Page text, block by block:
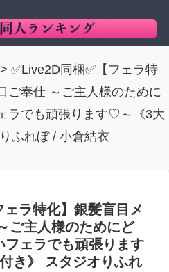
> ✅Live2D同梱✅【フェラ特
ご奉仕 ～ご主人様のために
ラでも頑張ります♡～《3大
ふれぼ / 小倉結衣
ラ特化】銀髪盲目メ
ご主人様のためにど
フェラでも頑張ります
き》 スタジオりふれ